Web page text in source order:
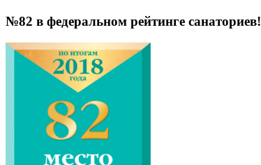
№82 в федеральном рейтинге санаториев!